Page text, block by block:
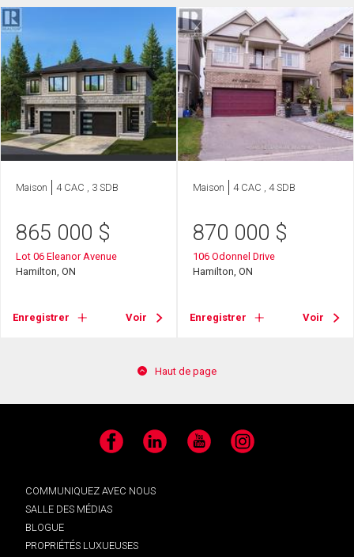
Maison 4 CAC , 3 SDB
865 000 $
Lot 06 Eleanor Avenue
Hamilton, ON
Enregistrer Voir
Maison 4 CAC , 4 SDB
870 000 $
106 Odonnel Drive
Hamilton, ON
Enregistrer Voir
Haut de page
Facebook LinkedIn YouTube Instagram
COMMUNIQUEZ AVEC NOUS
SALLE DES MÉDIAS
BLOGUE
PROPRIÉTÉS LUXUEUSES